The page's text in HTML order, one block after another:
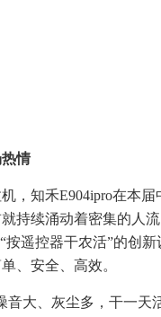
情
，知禾E904ipro在本
持续涌动着密集的人
按遥控器干农活”的创
、安全、高效。
音大、灰尘多，干一